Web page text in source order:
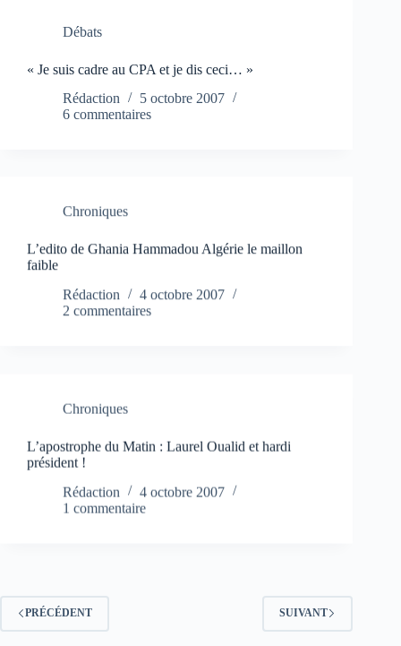
Débats
« Je suis cadre au CPA et je dis ceci… »
Rédaction
5 octobre 2007
6 commentaires
Chroniques
L’edito de Ghania Hammadou Algérie le maillon
faible
Rédaction
4 octobre 2007
2 commentaires
Chroniques
L’apostrophe du Matin : Laurel Oualid et hardi
président !
Rédaction
4 octobre 2007
1 commentaire
PRÉCÉDENT SUIVANT